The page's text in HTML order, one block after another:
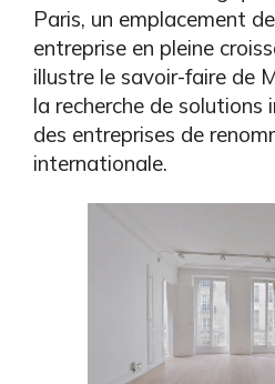
Paris, un emplacement
entreprise en pleine
illustre le savoir-faire de
la recherche de solutions
des entreprises de
internationale.